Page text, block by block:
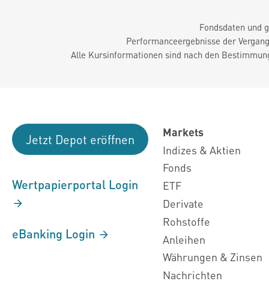
Fondsdaten und
Performanceergebnisse der
Alle Kursinformationen sind nach den
Jetzt Depot eröffnen
Wertpapierportal Login
eBanking Login
Markets
Indizes & Aktien
Fonds
ETF
Derivate
Rohstoffe
Anleihen
Währungen & Zinsen
Nachrichten